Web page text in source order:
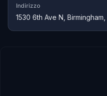
Indirizzo
1530 6th Ave N,